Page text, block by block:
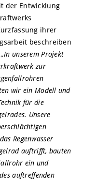
der Entwicklung
ihrer
beschreiben
„In unserem Projekt
zur
wir ein Modell und
für die
Unsere
Regenwasser
auftrifft, bauten
ein und
auftreffenden